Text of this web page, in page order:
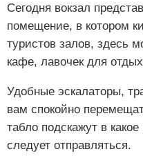
Сегодня вокзал
помещение, в котором
туристов залов, здесь
кафе, лавочек для
Удобные эскалаторы,
вам спокойно
табло подскажут в
следует отправляться.